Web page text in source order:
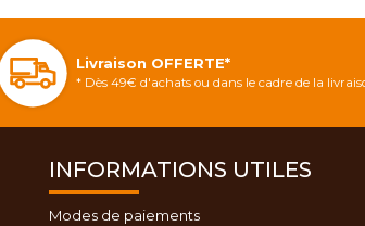
Livraison OFFERTE*
* Dès 49€ d'achats ou dans le cadre de la
INFORMATIONS UTILES
Modes de paiements